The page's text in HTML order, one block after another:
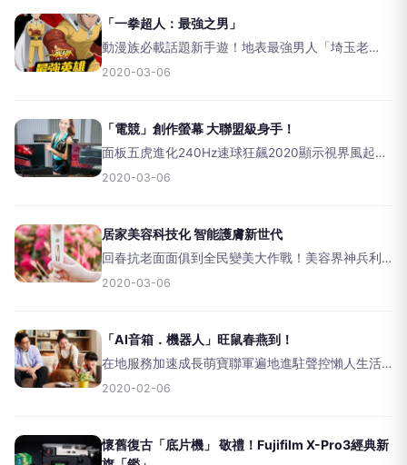
「一拳超人：最強之男」
動漫族必載話題新手遊！地表最強男人「埼玉老
師」陪伴作戰出任務，熱血一拳KO擊殺，刺激過癮
2020-03-06
「電競」創作螢幕 大聯盟級身手！
面板五虎進化240Hz速球狂飆2020顯示視界風起雲
湧，各路天王「專業」分進合擊，「曲面」包圍戰
讓人很
2020-03-06
居家美容科技化 智能護膚新世代
回春抗老面面俱到全民變美大作戰！美容界神兵利
器多工Hold助青春，居家型淨潔護膚尖兵保養有感
2020-03-06
「AI音箱．機器人」旺鼠春燕到！
在地服務加速成長萌寶聯軍遍地進駐聲控懶人生活
全面「精」化，阿公阿嬤講台語嘛ㄟ通；教育迎賓
2020-02-06
懷舊復古「底片機」 敬禮！Fujifilm X-Pro3經典新